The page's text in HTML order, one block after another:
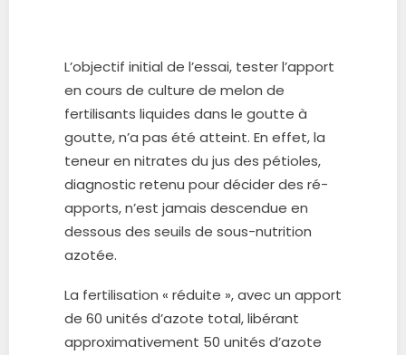
L’objectif initial de l’essai, tester l’apport
en cours de culture de melon de
fertilisants liquides dans le goutte à
goutte, n’a pas été atteint. En effet, la
teneur en nitrates du jus des pétioles,
diagnostic retenu pour décider des ré-
apports, n’est jamais descendue en
dessous des seuils de sous-nutrition
azotée.
La fertilisation « réduite », avec un apport
de 60 unités d’azote total, libérant
approximativement 50 unités d’azote